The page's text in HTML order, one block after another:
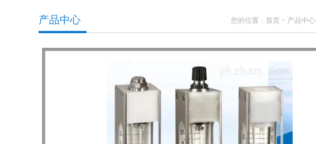
您的位置： 首页 > 产品中心
产品中心